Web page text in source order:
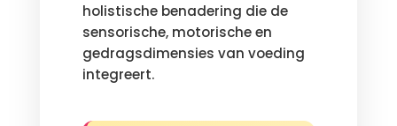
holistische benadering die de
sensorische, motorische en
gedragsdimensies van voeding
integreert.